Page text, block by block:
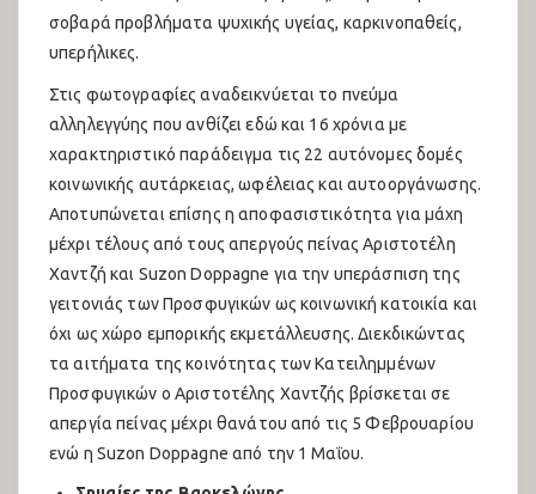
σοβαρά προβλήματα ψυχικής υγείας, καρκινοπαθείς,
υπερήλικες.
Στις φωτογραφίες αναδεικνύεται το πνεύμα
αλληλεγγύης που ανθίζει εδώ και 16 χρόνια με
χαρακτηριστικό παράδειγμα τις 22 αυτόνομες δομές
κοινωνικής αυτάρκειας, ωφέλειας και αυτοοργάνωσης.
Αποτυπώνεται επίσης η αποφασιστικότητα για μάχη
μέχρι τέλους από τους απεργούς πείνας Αριστοτέλη
Χαντζή και Suzon Doppagne για την υπεράσπιση της
γειτονιάς των Προσφυγικών ως κοινωνική κατοικία και
όχι ως χώρο εμπορικής εκμετάλλευσης. Διεκδικώντας
τα αιτήματα της κοινότητας των Κατειλημμένων
Προσφυγικών ο Αριστοτέλης Χαντζής βρίσκεται σε
απεργία πείνας μέχρι θανάτου από τις 5 Φεβρουαρίου
ενώ η Suzon Doppagne από την 1 Μαΐου.